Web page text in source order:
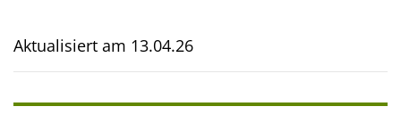
Aktualisiert am 13.04.26